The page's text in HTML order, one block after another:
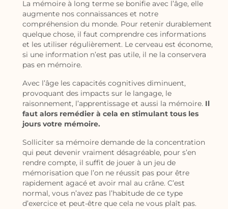
La mémoire à long terme se bonifie avec l’âge, elle
augmente nos connaissances et notre
compréhension du monde. Pour retenir durablement
quelque chose, il faut comprendre ces informations
et les utiliser régulièrement. Le cerveau est économe,
si une information n’est pas utile, il ne la conservera
pas en mémoire.
Avec l’âge les capacités cognitives diminuent,
provoquant des impacts sur le langage, le
raisonnement, l’apprentissage et aussi la mémoire. Il
faut alors remédier à cela en stimulant tous les
jours votre mémoire.
Solliciter sa mémoire demande de la concentration
qui peut devenir vraiment désagréable, pour s’en
rendre compte, il suffit de jouer à un jeu de
mémorisation que l’on ne réussit pas pour être
rapidement agacé et avoir mal au crâne. C’est
normal, vous n’avez pas l’habitude de ce type
d’exercice et peut-être que cela ne vous plaît pas.